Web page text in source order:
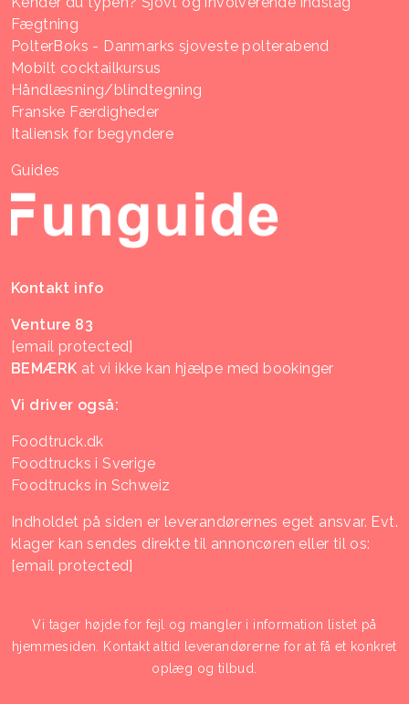
Fægtning
PolterBoks - Danmarks sjoveste polterabend
Mobilt cocktailkursus
Håndlæsning/blindtegning
Franske Færdigheder
Italiensk for begyndere
Guides
Kontakt info
Venture 83
[email protected]
BEMÆRK at vi ikke kan hjælpe med bookinger
Vi driver også:
Foodtruck.dk
Foodtrucks i Sverige
Foodtrucks in Schweiz
Indholdet på siden er leverandørernes eget ansvar. Evt.
klager kan sendes direkte til annoncøren eller til os:
[email protected]
Vi tager højde for fejl og mangler i information listet på
hjemmesiden. Kontakt altid leverandørerne for at få et konkret
oplæg og tilbud.